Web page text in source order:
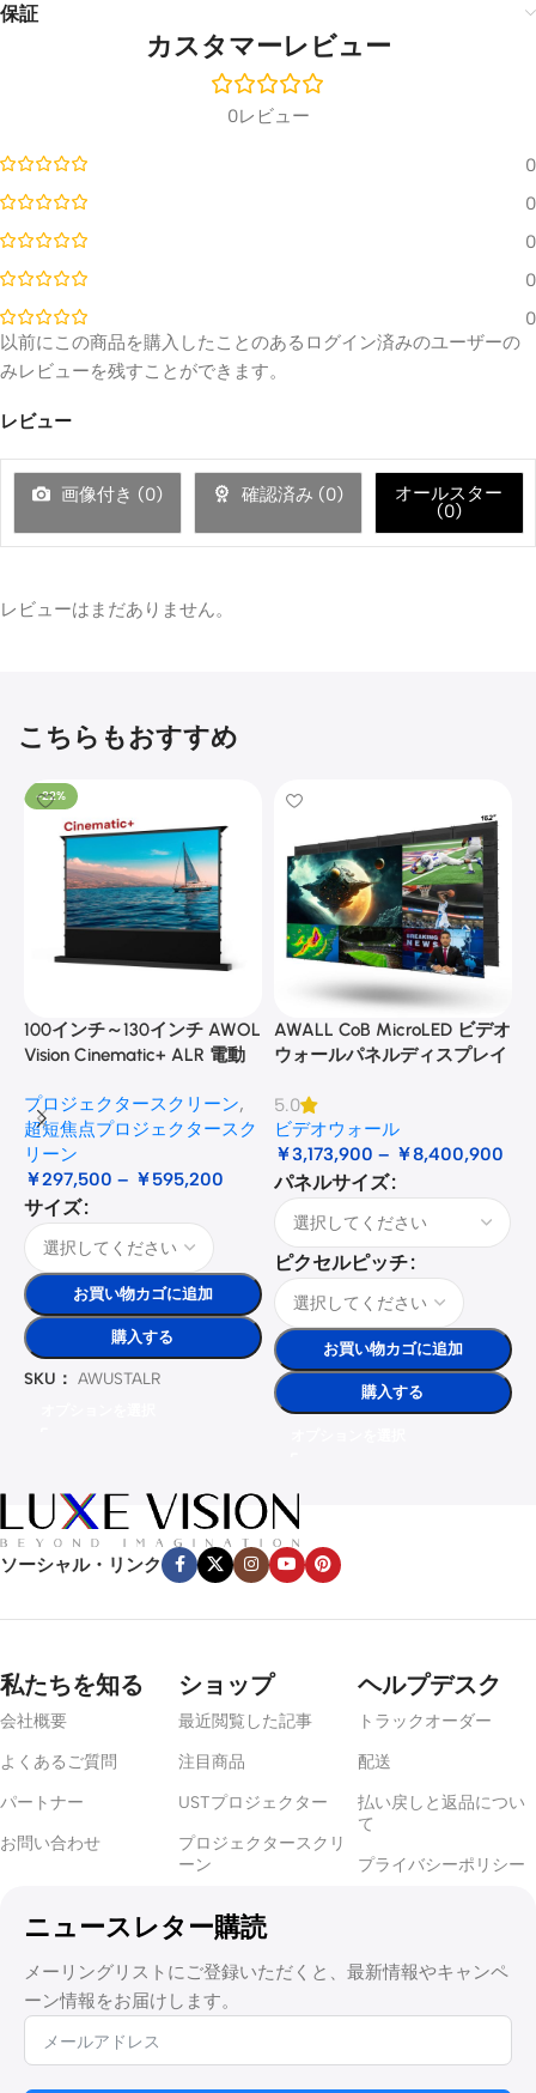
保証
カスタマーレビュー
0レビュー
0
0
0
0
0
レビュー
画像付き (0) 確認済み (0)
オールスター
(0)
レビューはまだありません。
以前にこの商品を購入したことのあるログイン済みのユーザーの
みレビューを残すことができます。
こちらもおすすめ
-22%
100インチ～130インチ AWOL
Vision Cinematic+ ALR 電動
プロジェクタースクリーン,
超短焦点プロジェクタースク
リーン
￥297,500 – ￥595,200
サイズ
お買い物カゴに追加
購入する
SKU： AWUSTALR
AWALL CoB MicroLED ビデオ
ウォールパネルディスプレイ
5.0
ビデオウォール
￥3,173,900 – ￥8,400,900
パネルサイズ
ピクセルピッチ
お買い物カゴに追加
購入する
ソーシャル・リンク
私たちを知る
会社概要
よくあるご質問
パートナー
お問い合わせ
ショップ
最近閲覧した記事
注目商品
USTプロジェクター
プロジェクタースクリ
ーン
ヘルプデスク
トラックオーダー
配送
払い戻しと返品につい
て
プライバシーポリシー
ニュースレター購読
メーリングリストにご登録いただくと、最新情報やキャンペ
ーン情報をお届けします。